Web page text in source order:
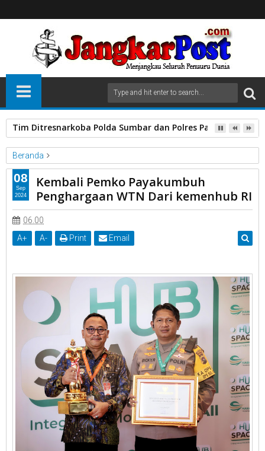
Tim Ditresnarkoba Polda Sumbar dan Polres Pasbar
Beranda
Jakarta.
Kemenhub RI
Pemko Payakumbuh
Raih Penghargaan
WTN
Kembali Pemko Payakumbuh Penghargaan WTN Dari kemenhub
RI
Kembali Pemko Payakumbuh
Penghargaan WTN Dari kemenhub RI
06.00
A+ A- Print Email
08
Sep
2024